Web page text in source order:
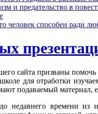
и предательство в
человек способен ради
сайта призваны
для отработки
подаваемый материал,
недавнего времени из